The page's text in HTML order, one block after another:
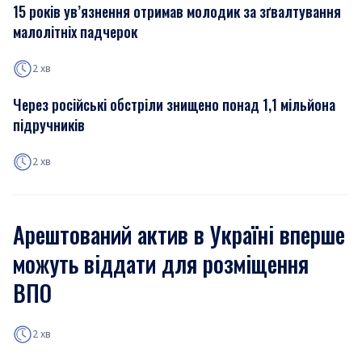
15 років ув’язнення отримав молодик за зґвалтування
малолітніх падчерок
2 хв
Через російські обстріли знищено понад 1,1 мільйона
підручників
2 хв
Арештований актив в Україні вперше
можуть віддати для розміщення
ВПО
2 хв